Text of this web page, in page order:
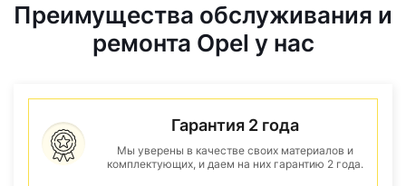
Преимущества обслуживания и
ремонта Opel у нас
Гарантия 2 года
Мы уверены в качестве своих материалов и
комплектующих, и даем на них гарантию 2 года.